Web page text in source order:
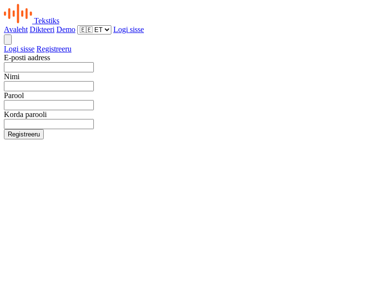
Tekstiks
Avaleht Dikteeri Demo Logi sisse
Logi sisse Registreeru
E-posti aadress
Nimi
Parool
Korda parooli
Registreeru